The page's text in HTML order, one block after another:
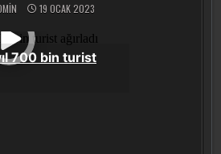
19 OCAK 2023